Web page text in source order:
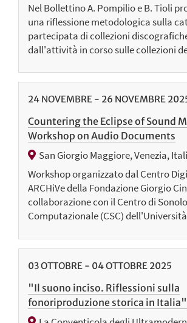
Nel Bollettino A. Pompilio e B. Tioli
una riflessione metodologica sulla
partecipata di collezioni
dall'attività in corso sulle collezioni
24 NOVEMBRE - 26 NOVEMBRE
Countering the Eclipse of Sound
Workshop on Audio Documents
San Giorgio Maggiore, Venezia,
Workshop organizzato dal Centro
ARCHiVe della Fondazione Giorgio
collaborazione con il Centro di
Computazionale (CSC)
03OTTOBRE - 04OTTOBRE 2025
"Il suono inciso. Riflessioni sulla
fonoriproduzione storica in Italia"